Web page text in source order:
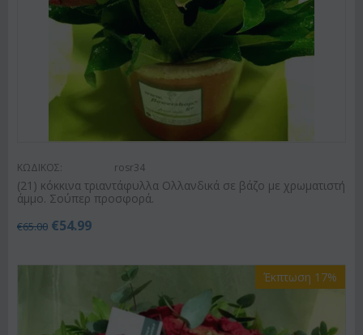
ΚΩΔΙΚΟΣ: rosr34
(21) κόκκινα τριαντάφυλλα Ολλανδικά σε βάζο με χρωματιστή
άμμο. Σούπερ προσφορά.
€65.00 €54.99
Έκπτωση 17%